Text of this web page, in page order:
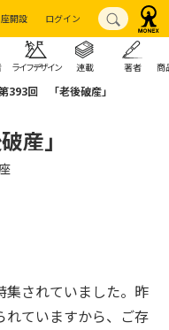
開設 ログイン
ライフデザイン 連載 著者 商
393回 「老後破産」
産」
集されていました。昨
れていますから、ご存